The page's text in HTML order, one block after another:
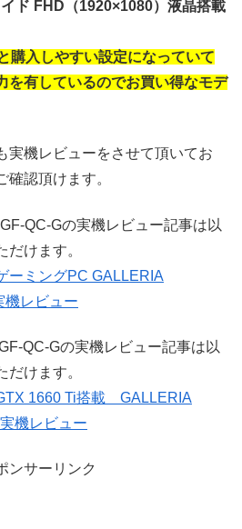
ド FHD（1920×1080）液晶搭載
購入しやすい設定になっていて
を有しているのでお買い得なモデ
実機レビューをさせて頂いてお
確認頂けます。
QC-Gの実機レビュー記事は以
けます。
ーミングPC GALLERIA
機レビュー
QC-Gの実機レビュー記事は以
けます。
1660 Ti搭載 GALLERIA
機レビュー
ンサーリンク